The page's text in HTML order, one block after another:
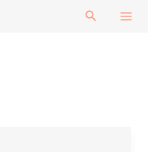
Suchen